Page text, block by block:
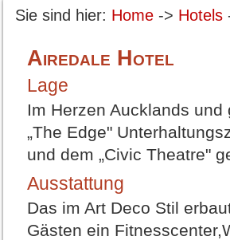
Sie sind hier: Home -> Hotels
Airedale Hotel
Lage
Im Herzen Aucklands
„The Edge"
und dem „Civic Theatre"
Ausstattung
Das im Art Deco Stil
Gästen ein